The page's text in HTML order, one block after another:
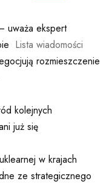
uważa ekspert
Lista wiadomości
rozmieszczenie
kolejnych
już się
w krajach
ze strategicznego